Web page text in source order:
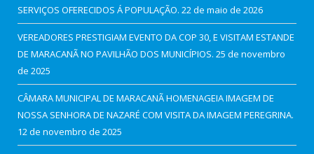
SERVIÇOS OFERECIDOS Á POPULAÇÃO. 22 de maio de 2026
VEREADORES PRESTIGIAM EVENTO DA COP 30, E VISITAM ESTANDE
DE MARACANÃ NO PAVILHÃO DOS MUNICÍPIOS. 25 de novembro
de 2025
CÂMARA MUNICIPAL DE MARACANÃ HOMENAGEIA IMAGEM DE
NOSSA SENHORA DE NAZARÉ COM VISITA DA IMAGEM PEREGRINA.
12 de novembro de 2025